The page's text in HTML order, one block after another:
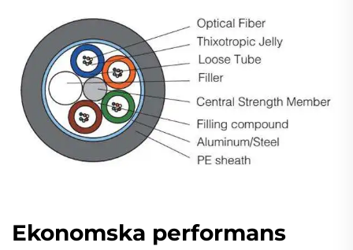
Ekonomska performans